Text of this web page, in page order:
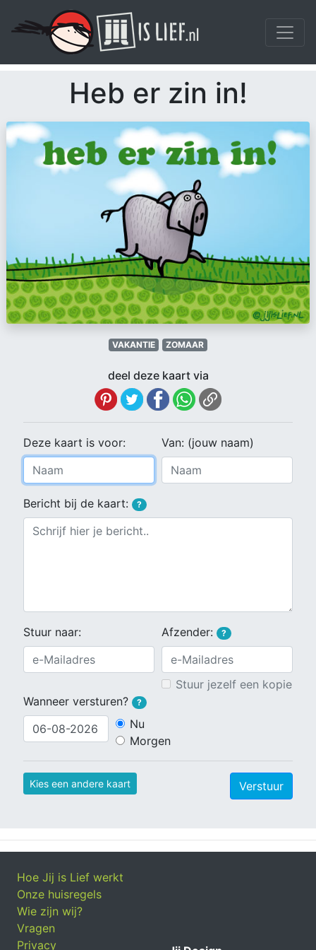
Heb er zin in!
VAKANTIE ZOMAAR
deel deze kaart via
Deze kaart is voor: Van: (jouw naam)
Bericht bij de kaart: ?
Stuur naar: Afzender: ?
Stuur jezelf een kopie
Wanneer versturen?
?
Nu
Morgen
Kies een andere kaart Verstuur
Hoe Jij is Lief werkt
Onze huisregels
Wie zijn wij?
Vragen
Privacy